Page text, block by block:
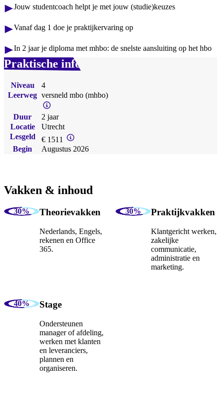
Jouw studentcoach helpt je met jouw (studie)keuzes
Vanaf dag 1 doe je praktijkervaring op
In 2 jaar je diploma met mhbo: de snelste aansluiting op het hbo
Praktische info
Niveau
4
Leerweg versneld mbo (mhbo)
Duur
2 jaar
Locatie
Utrecht
Lesgeld
€ 1511
Begin
Augustus 2026
Vakken & inhoud
Theorievakken
Nederlands, Engels,
rekenen en Office
365.
Praktijkvakken
Klantgericht werken,
zakelijke
communicatie,
administratie en
marketing.
Stage
Ondersteunen
manager of afdeling,
werken met klanten
en leveranciers,
plannen en
organiseren.